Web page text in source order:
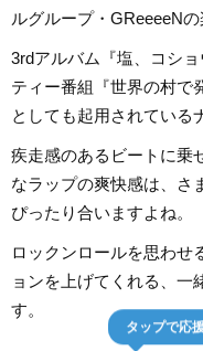
ルグループ・GReeeeNの
3rdアルバム『塩、コシ
ティー番組『世界の村で
としても起用されている
疾走感のあるビートに乗
なラップの爽快感は、さ
ぴったり合いますよね。
ロックンロールを思わせ
ョンを上げてくれる、一
す。
タップで応援